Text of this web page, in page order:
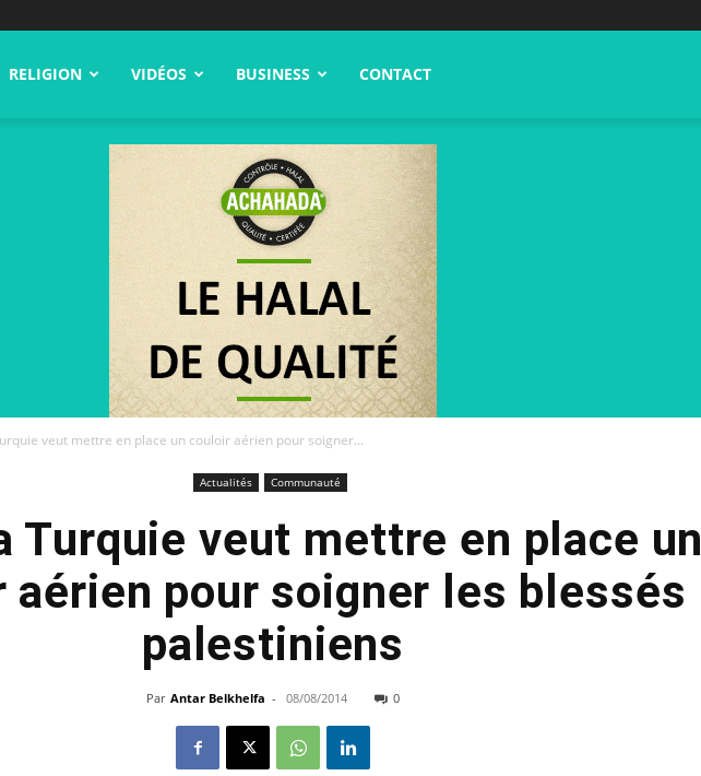
RELIGION VIDÉOS BUSINESS CONTACT
veut mettre en place un couloir aérien pour soigner...
Actualités Communauté
Turquie veut mettre en place un
aérien pour soigner les blessés
palestiniens
Par Antar Belkhelfa - 08/08/2014 0